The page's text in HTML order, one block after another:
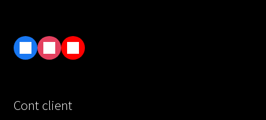
F
b
I
t
a
T
Cont client